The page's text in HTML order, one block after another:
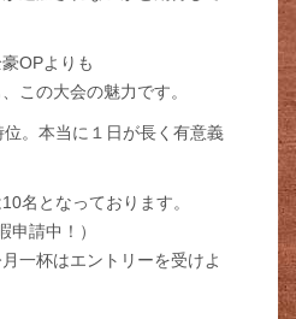
OPよりも
この大会の魅力です。
。本当に１日が長く有意義
名となっております。
申請中！）
一杯はエントリーを受けよ